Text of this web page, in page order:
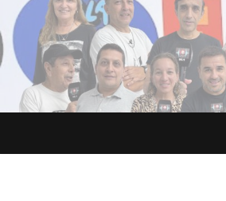
Saltar
al
contenido